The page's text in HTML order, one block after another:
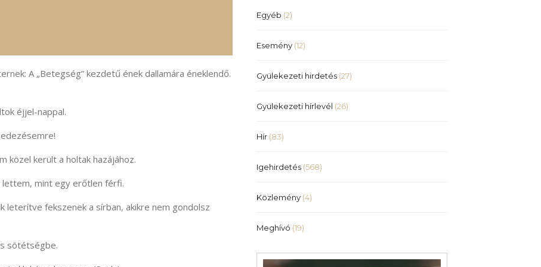
A „Betegség” kezdetű ének dallamára éneklendő.
éjjel-nappal.
közel került a holtak hazájához.
lettem, mint egy erőtlen férfi.
leterítve fekszenek a sírban, akikre nem gondolsz
sötétségbe.
Egyéb (2)
Esemény (12)
Gyülekezeti hirdetés (27)
Gyülekezeti hírlevél (26)
Hír (83)
Igehirdetés (568)
Közlemény (4)
Meghívó (19)